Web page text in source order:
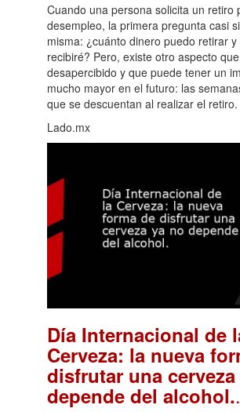
Cuando una persona solicita un retiro
desempleo, la primera pregunta casi
misma: ¿cuánto dinero puedo retirar y
recibiré? Pero, existe otro aspecto
desapercibido y que puede tener un
mucho mayor en el futuro: las
que se descuentan al realizar el retiro.
Lado.mx
Día Internacional de
Cerveza: la nueva
disfrutar una
depende del alcohol..